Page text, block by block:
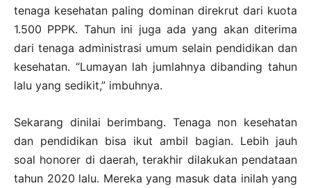
tenaga kesehatan paling dominan direkrut dari kuota
1.500 PPPK. Tahun ini juga ada yang akan diterima
dari tenaga administrasi umum selain pendidikan dan
kesehatan. “Lumayan lah jumlahnya dibanding tahun
lalu yang sedikit,” imbuhnya.
Sekarang dinilai berimbang. Tenaga non kesehatan
dan pendidikan bisa ikut ambil bagian. Lebih jauh
soal honorer di daerah, terakhir dilakukan pendataan
tahun 2020 lalu. Mereka yang masuk data inilah yang